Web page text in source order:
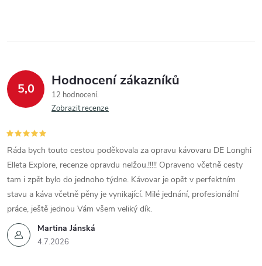
5,0 Hodnocení zákazníků
12 hodnocení
Zobrazit recenze
Martina Jánská
4.7.2026
Ráda bych touto cestou poděkovala za opravu kávovaru DE Longhi
Elleta Explore, recenze opravdu nelžou.!!!!! Opraveno včetně cesty
tam i zpět bylo do jednoho týdne. Kávovar je opět v perfektním
stavu a káva včetně pěny je vynikající. Milé jednání, profesionální
práce, ještě jednou Vám všem veliký dík.